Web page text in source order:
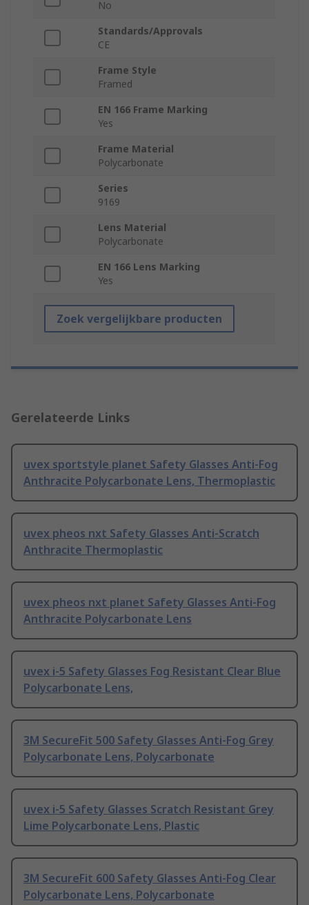
No
Standards/Approvals
CE
Frame Style
Framed
EN 166 Frame Marking
Yes
Frame Material
Polycarbonate
Series
9169
Lens Material
Polycarbonate
EN 166 Lens Marking
Yes
Zoek vergelijkbare producten
Gerelateerde Links
uvex sportstyle planet Safety Glasses Anti-Fog
Anthracite Polycarbonate Lens, Thermoplastic
uvex pheos nxt Safety Glasses Anti-Scratch
Anthracite Thermoplastic
uvex pheos nxt planet Safety Glasses Anti-Fog
Anthracite Polycarbonate Lens
uvex i-5 Safety Glasses Fog Resistant Clear Blue
Polycarbonate Lens,
3M SecureFit 500 Safety Glasses Anti-Fog Grey
Polycarbonate Lens, Polycarbonate
uvex i-5 Safety Glasses Scratch Resistant Grey
Lime Polycarbonate Lens, Plastic
3M SecureFit 600 Safety Glasses Anti-Fog Clear
Polycarbonate Lens, Polycarbonate